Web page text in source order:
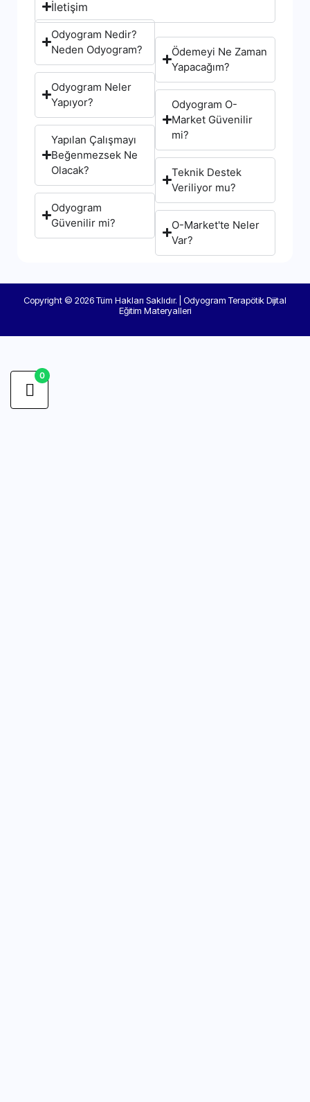
İletişim
Odyogram Nedir?
Neden Odyogram?
Odyogram Neler
Yapıyor?
Yapılan Çalışmayı
Beğenmezsek Ne
Olacak?
Odyogram
Güvenilir mi?
Ödemeyi Ne Zaman
Yapacağım?
Odyogram O-
Market Güvenilir
mi?
Teknik Destek
Veriliyor mu?
O-Market'te Neler
Var?
Copyright © 2026 Tüm Hakları Saklıdır. | Odyogram Terapötik Dijital
Eğitim Materyalleri
0